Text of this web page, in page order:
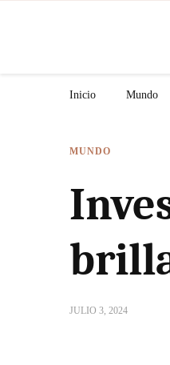
Inicio Mundo
MUNDO
JULIO 3, 2024